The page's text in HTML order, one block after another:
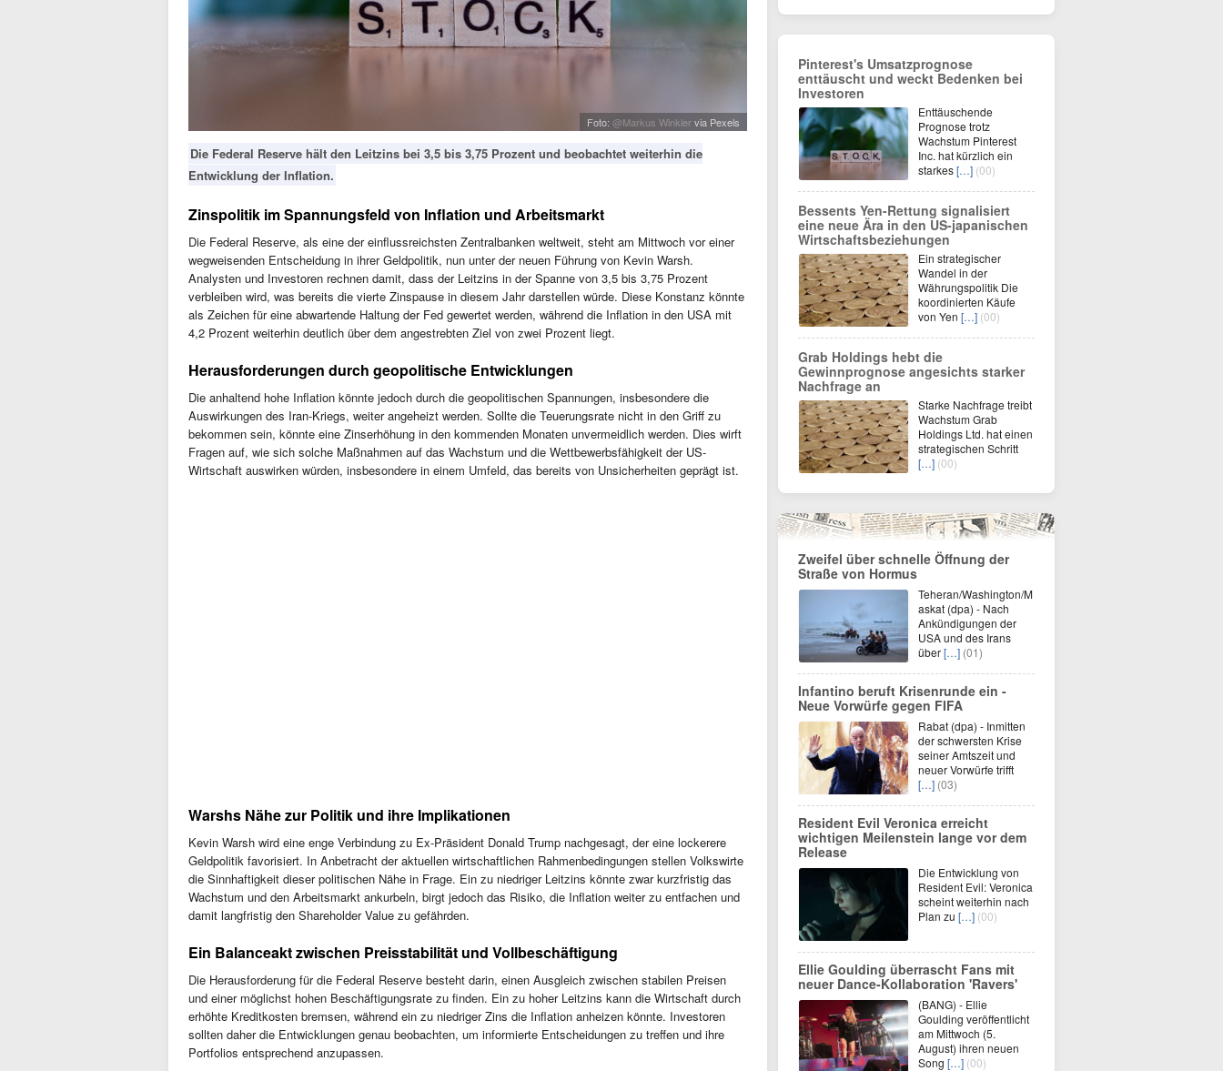
Foto: @Markus Winkler via Pexels
Die Federal Reserve hält den Leitzins bei 3,5 bis 3,75 Prozent und beobachtet weiterhin die
Entwicklung der Inflation.
Zinspolitik im Spannungsfeld von Inflation und Arbeitsmarkt
Die Federal Reserve, als eine der einflussreichsten Zentralbanken weltweit, steht am Mittwoch vor einer
wegweisenden Entscheidung in ihrer Geldpolitik, nun unter der neuen Führung von Kevin Warsh.
Analysten und Investoren rechnen damit, dass der Leitzins in der Spanne von 3,5 bis 3,75 Prozent
verbleiben wird, was bereits die vierte Zinspause in diesem Jahr darstellen würde. Diese Konstanz könnte
als Zeichen für eine abwartende Haltung der Fed gewertet werden, während die Inflation in den USA mit
4,2 Prozent weiterhin deutlich über dem angestrebten Ziel von zwei Prozent liegt.
Herausforderungen durch geopolitische Entwicklungen
Die anhaltend hohe Inflation könnte jedoch durch die geopolitischen Spannungen, insbesondere die
Auswirkungen des Iran-Kriegs, weiter angeheizt werden. Sollte die Teuerungsrate nicht in den Griff zu
bekommen sein, könnte eine Zinserhöhung in den kommenden Monaten unvermeidlich werden. Dies wirft
Fragen auf, wie sich solche Maßnahmen auf das Wachstum und die Wettbewerbsfähigkeit der US-
Wirtschaft auswirken würden, insbesondere in einem Umfeld, das bereits von Unsicherheiten geprägt ist.
Warshs Nähe zur Politik und ihre Implikationen
Kevin Warsh wird eine enge Verbindung zu Ex-Präsident Donald Trump nachgesagt, der eine lockerere
Geldpolitik favorisiert. In Anbetracht der aktuellen wirtschaftlichen Rahmenbedingungen stellen Volkswirte
die Sinnhaftigkeit dieser politischen Nähe in Frage. Ein zu niedriger Leitzins könnte zwar kurzfristig das
Wachstum und den Arbeitsmarkt ankurbeln, birgt jedoch das Risiko, die Inflation weiter zu entfachen und
damit langfristig den Shareholder Value zu gefährden.
Ein Balanceakt zwischen Preisstabilität und Vollbeschäftigung
Die Herausforderung für die Federal Reserve besteht darin, einen Ausgleich zwischen stabilen Preisen
und einer möglichst hohen Beschäftigungsrate zu finden. Ein zu hoher Leitzins kann die Wirtschaft durch
erhöhte Kreditkosten bremsen, während ein zu niedriger Zins die Inflation anheizen könnte. Investoren
sollten daher die Entwicklungen genau beobachten, um informierte Entscheidungen zu treffen und ihre
Portfolios entsprechend anzupassen.
Pinterest's Umsatzprognose
enttäuscht und weckt Bedenken bei
Investoren
Enttäuschende
Prognose trotz
Wachstum Pinterest
Inc. hat kürzlich ein
starkes[…] (00)
Bessents Yen-Rettung signalisiert
eine neue Ära in den US-japanischen
Wirtschaftsbeziehungen
Ein strategischer
Wandel in der
Währungspolitik Die
koordinierten Käufe
von Yen […] (00)
Grab Holdings hebt die
Gewinnprognose angesichts starker
Nachfrage an
Starke Nachfrage treibt
Wachstum Grab
Holdings Ltd. hat einen
strategischen Schritt
[…] (00)
Zweifel über schnelle Öffnung der
Straße von Hormus
Teheran/Washington/M
askat (dpa) - Nach
Ankündigungen der
USA und des Irans
über[…] (01)
Infantino beruft Krisenrunde ein -
Neue Vorwürfe gegen FIFA
Rabat (dpa) - Inmitten
der schwersten Krise
seiner Amtszeit und
neuer Vorwürfe trifft
[…] (03)
Resident Evil Veronica erreicht
wichtigen Meilenstein lange vor dem
Release
Die Entwicklung von
Resident Evil: Veronica
scheint weiterhin nach
Plan zu […] (00)
Ellie Goulding überrascht Fans mit
neuer Dance-Kollaboration 'Ravers'
(BANG) - Ellie
Goulding veröffentlicht
am Mittwoch (5.
August) ihren neuen
Song […] (00)